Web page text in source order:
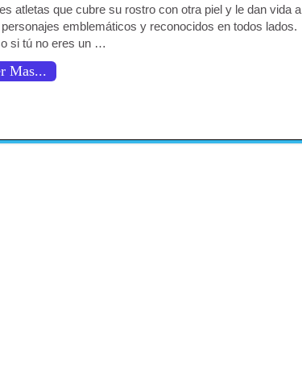
atletas que cubre su rostro con otra piel y le dan vida a
emblemáticos y reconocidos en todos lados.
si tú no eres un …
Mas...